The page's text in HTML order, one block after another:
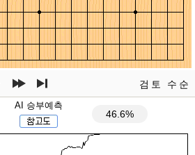
검토 수순
AI 승부예측
46.6%